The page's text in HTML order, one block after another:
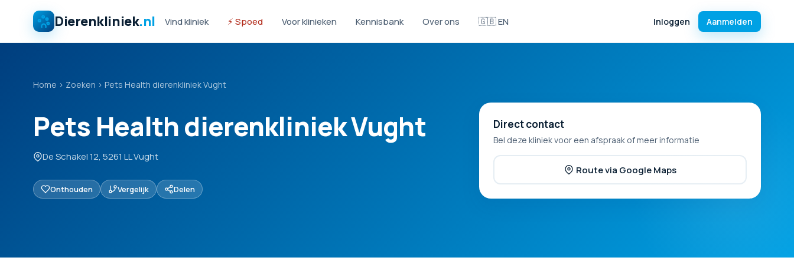
Dierenkliniek.nl Vind kliniek ⚡ Spoed Voor klinieken Kennisbank Over ons 🇬🇧 EN Inloggen Aanmelden
Home › Zoeken › Pets Health dierenkliniek Vught
Pets Health dierenkliniek Vught
De Schakel 12, 5261 LL Vught
Onthouden Vergelijk Delen
Direct contact
Bel deze kliniek voor een afspraak of meer informatie
Route via Google Maps